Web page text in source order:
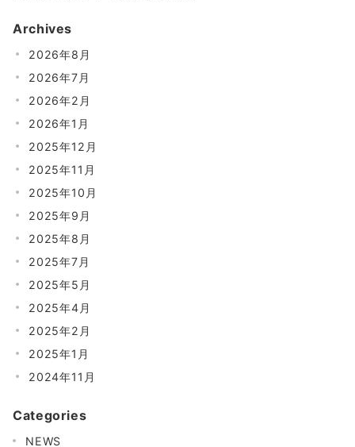
Archives
2026年8月
2026年7月
2026年2月
2026年1月
2025年12月
2025年11月
2025年10月
2025年9月
2025年8月
2025年7月
2025年5月
2025年4月
2025年2月
2025年1月
2024年11月
Categories
NEWS